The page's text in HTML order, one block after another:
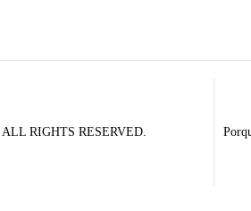
RIGHTS RESERVED.